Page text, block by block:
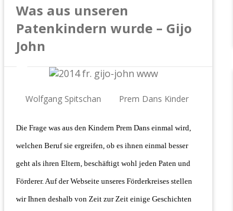
Was aus unseren
Patenkindern wurde – Gijo
John
Wolfgang Spitschan Prem Dans Kinder
Die Frage was aus den Kindern Prem Dans einmal wird,
welchen Beruf sie ergreifen, ob es ihnen einmal besser
geht als ihren Eltern, beschäftigt wohl jeden Paten und
Förderer. Auf der Webseite unseres Förderkreises stellen
wir Ihnen deshalb von Zeit zur Zeit einige Geschichten